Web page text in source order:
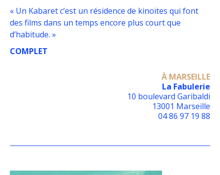
« Un Kabaret c’est un résidence de kinoïtes qui font
des films dans un temps encore plus court que
d’habitude. »
COMPLET
À MARSEILLE
La Fabulerie
10 boulevard Garibaldi
13001 Marseille
04 86 97 19 88